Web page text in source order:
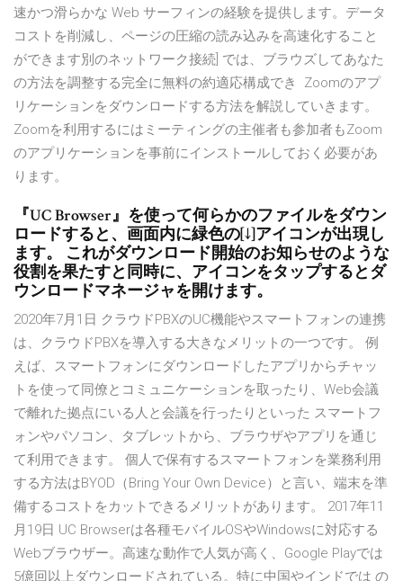
速かつ滑らかな Web サーフィンの経験を提供します。データ
コストを削減し、ページの圧縮の読み込みを高速化すること
ができます別のネットワーク接続] では、ブラウズしてあなた
の方法を調整する完全に無料の約適応構成でき Zoomのアプ
リケーションをダウンロードする方法を解説していきます。
Zoomを利用するにはミーティングの主催者も参加者もZoom
のアプリケーションを事前にインストールしておく必要があ
ります。
『UC Browser』を使って何らかのファイルをダウン
ロードすると、画面内に緑色の[↓]アイコンが出現し
ます。 これがダウンロード開始のお知らせのような
役割を果たすと同時に、アイコンをタップするとダ
ウンロードマネージャを開けます。
2020年7月1日 クラウドPBXのUC機能やスマートフォンの連携
は、クラウドPBXを導入する大きなメリットの一つです。 例
えば、スマートフォンにダウンロードしたアプリからチャッ
トを使って同僚とコミュニケーションを取ったり、Web会議
で離れた拠点にいる人と会議を行ったりといった スマートフ
ォンやパソコン、タブレットから、ブラウザやアプリを通じ
て利用できます。 個人で保有するスマートフォンを業務利用
する方法はBYOD（Bring Your Own Device）と言い、端末を準
備するコストをカットできるメリットがあります。 2017年11
月19日 UC Browserは各種モバイルOSやWindowsに対応する
Webブラウザー。高速な動作で人気が高く、Google Playでは
5億回以上ダウンロードされている。特に中国やインドでは の